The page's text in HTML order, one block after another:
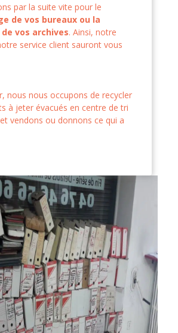
par la suite vite pour le
de vos bureaux ou la
vos archives. Ainsi, notre
service client sauront vous
nous nous occupons de recycler
à jeter évacués en centre de tri
vendons ou donnons ce qui a